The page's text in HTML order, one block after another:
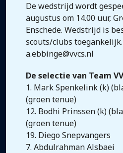
De wedstrijd wordt
augustus om 14.00 uur,
Enschede. Wedstrijd is
scouts/clubs
a.ebbinge@vvcs.nl
De selectie van Team
1. Mark Spenkelink (k)
(groen tenue)
12. Bodhi Prinssen (k)
(groen tenue)
19. Diego Snepvangers
7. Abdulrahman Alsbaei